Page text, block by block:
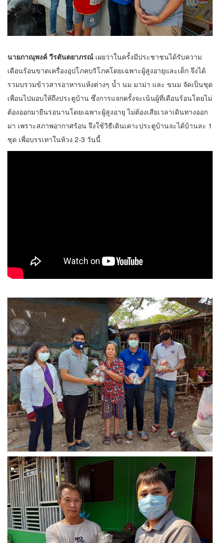
นายภาณุพงค์ วีรตันตยาภรณ์ เผยว่าในครั้งมีประชาชนได้รับความ
เดือนร้อนขาดเครื่องอุปโภคบริโภคโดยเฉพาะผู้สูงอายุและเด็ก จึงได้
รวมบรวมข้าวสารอาหารแห้งต่างๆ น้ำ นม มาม่า และ ขนม จัดเป็นชุด
เพื่อนไปมอบให้ถึงประตูบ้าน ซึ่งการแจกครั้งจะเน้นผู้ที่เดือนร้อนโดยไม่
ต้องออกมายืนรอนานโดยเฉพาะผู้สูงอายุ ไม่ต้องเสียเวลาเดินทางออก
มา เพราะสภาพอากาศร้อน จึงใช้วิธีเดินเคาะประตูบ้านจะได้บ้านละ 1
ชุด เพื่อบรรเทาในห้วง 2-3 วันนี้